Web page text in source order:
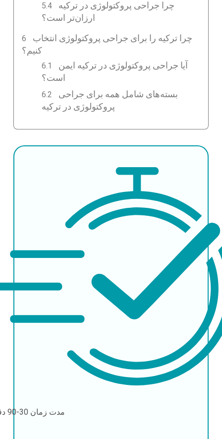
چرا جراحی پروکتولوژی در ترکیه
ارزان‌تر است؟
چرا ترکیه را برای جراحی پروکتولوژی انتخاب
کنیم؟
آیا جراحی پروکتولوژی در ترکیه ایمن
است؟
بسته‌های شامل همه برای جراحی
پروکتولوژی در ترکیه
مدت زمان 30-90 دقیقه